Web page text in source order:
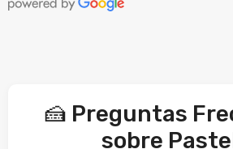
🍰 Preguntas
sobre